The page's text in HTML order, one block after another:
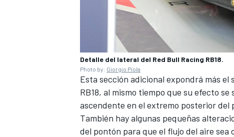
MÁS CATEGORÍAS
Detalle del lateral del Red Bull Racing RB18.
Photo by: Giorgio Piola
Esta sección adicional expondrá más
RB18, al mismo tiempo que su efecto
ascendente en el extremo posterior del
También hay algunas pequeñas
del pontón para que el flujo del aire